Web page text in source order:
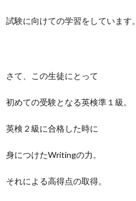
試験に向けての学習をしています。
さて、この生徒にとって
初めての受験となる英検準１級。
英検２級に合格した時に
身につけたWritingの力。
それによる高得点の取得。